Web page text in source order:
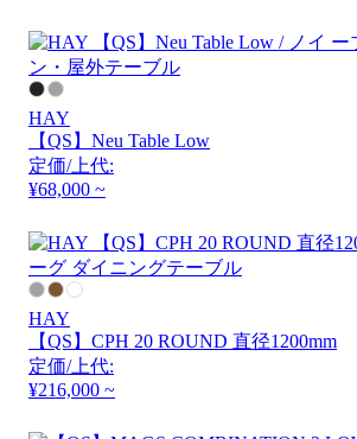
HAY
【QS】Neu Table Low
定価/上代:
¥68,000 ~
HAY
【QS】CPH 20 ROUND 直径1200mm
定価/上代:
¥216,000 ~